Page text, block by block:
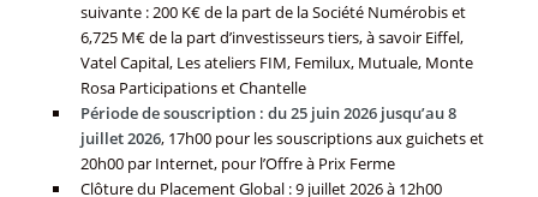
suivante : 200 K€ de la part de la Société Numérobis et
6,725 M€ de la part d’investisseurs tiers, à savoir Eiffel,
Vatel Capital, Les ateliers FIM, Femilux, Mutuale, Monte
Rosa Participations et Chantelle
Période de souscription : du 25 juin 2026 jusqu’au 8
juillet 2026, 17h00 pour les souscriptions aux guichets et
20h00 par Internet, pour l’Offre à Prix Ferme
Clôture du Placement Global : 9 juillet 2026 à 12h00